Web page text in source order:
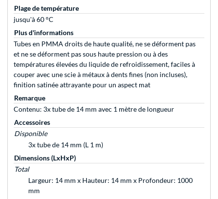
Plage de température
jusqu'à 60 °C
Plus d'informations
Tubes en PMMA droits de haute qualité, ne se déforment pas
et ne se déforment pas sous haute pression ou à des
températures élevées du liquide de refroidissement, faciles à
couper avec une scie à métaux à dents fines (non incluses),
finition satinée attrayante pour un aspect mat
Remarque
Contenu: 3x tube de 14 mm avec 1 mètre de longueur
Accessoires
Disponible
3x tube de 14 mm (L 1 m)
Dimensions (LxHxP)
Total
Largeur: 14 mm x Hauteur: 14 mm x Profondeur: 1000
mm